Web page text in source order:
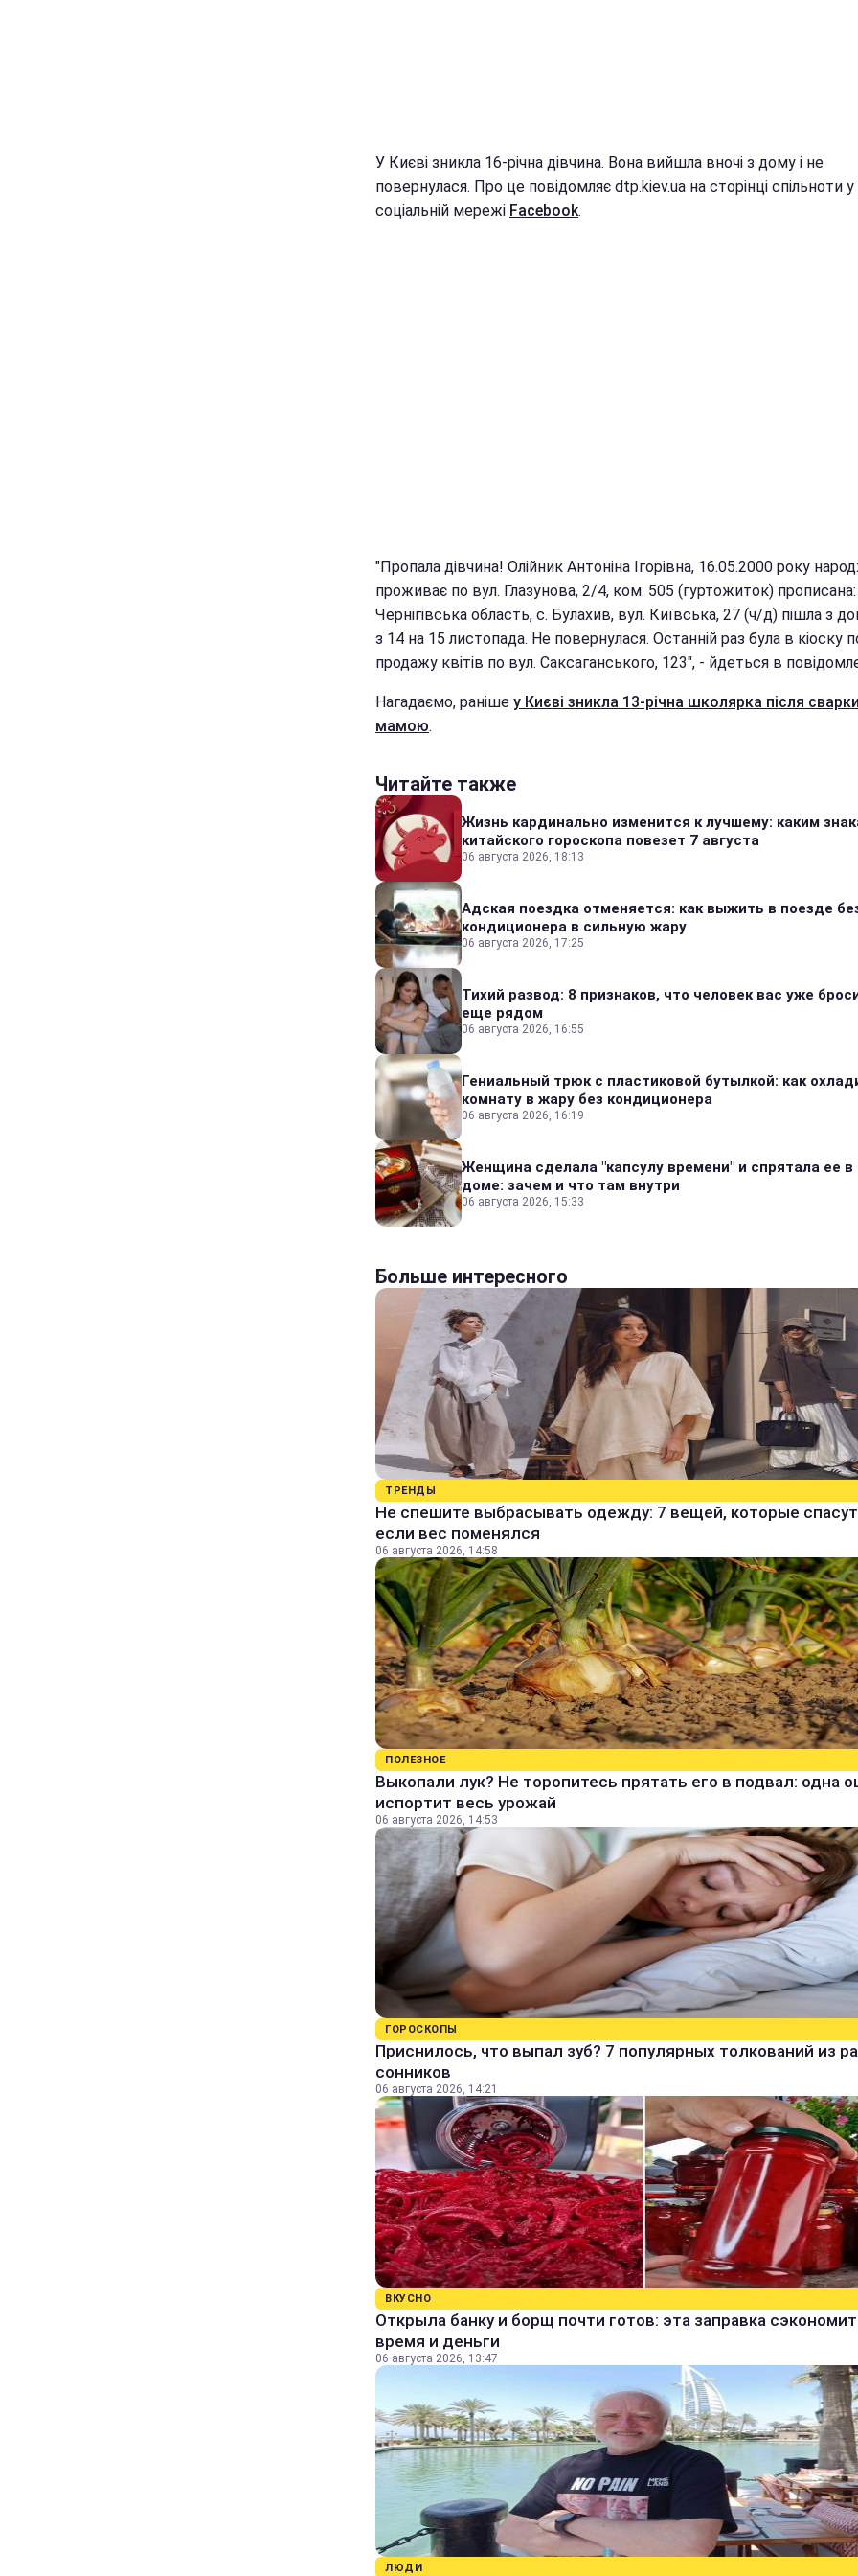
У Києві зникла 16-річна дівчина. Вона вийшла вночі з дому і не
повернулася. Про це повідомляє dtp.kiev.ua на сторінці спільноти у
соціальній мережі Facebook.
"Пропала дівчина! Олійник Антоніна Ігорівна, 16.05.2000 року
проживає по вул. Глазунова, 2/4, ком. 505 (гуртожиток) прописана:
Чернігівська область, с. Булахив, вул. Київська, 27 (ч/д) пішла з
з 14 на 15 листопада. Не повернулася. Останній раз була в кіоску
продажу квітів по вул. Саксаганського, 123", - йдеться в
Нагадаємо, раніше у Києві зникла 13-річна школярка після
мамою.
Читайте также
Жизнь кардинально изменится к лучшему: каким
китайского гороскопа повезет 7 августа
06 августа 2026, 18:13
Адская поездка отменяется: как выжить в поезде
кондиционера в сильную жару
06 августа 2026, 17:25
Тихий развод: 8 признаков, что человек вас уже
еще рядом
06 августа 2026, 16:55
Гениальный трюк с пластиковой бутылкой: как
комнату в жару без кондиционера
06 августа 2026, 16:19
Женщина сделала "капсулу времени" и спрятала ее в
доме: зачем и что там внутри
06 августа 2026, 15:33
Больше интересного
ТРЕНДЫ
Не спешите выбрасывать одежду: 7 вещей, которые
если вес поменялся
06 августа 2026, 14:58
ПОЛЕЗНОЕ
Выкопали лук? Не торопитесь прятать его в подвал: одна
испортит весь урожай
06 августа 2026, 14:53
ГОРОСКОПЫ
Приснилось, что выпал зуб? 7 популярных толкований из
сонников
06 августа 2026, 14:21
ВКУСНО
Открыла банку и борщ почти готов: эта заправка
время и деньги
06 августа 2026, 13:47
ЛЮДИ